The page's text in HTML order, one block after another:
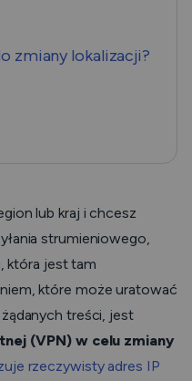
zmiany lokalizacji?
lub kraj i chcesz
strumieniowego,
która jest tam
które może uratować
treści, jest
(VPN) w celu zmiany
rzeczywisty adres IP